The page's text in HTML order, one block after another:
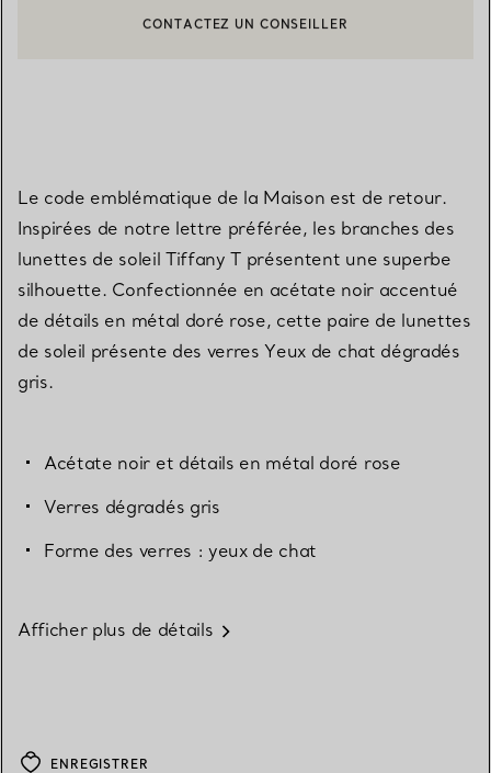
CONTACTER UN CONSEILLER CLIENT OU PRENDRE RENDEZ-
Le code emblématique de la Maison est de retour.
Inspirées de notre lettre préférée, les branches des
lunettes de soleil Tiffany T présentent une superbe
silhouette. Confectionnée en acétate noir accentué
de détails en métal doré rose, cette paire de lunettes
de soleil présente des verres Yeux de chat dégradés
gris.
Acétate noir et détails en métal doré rose
Verres dégradés gris
Forme des verres : yeux de chat
Afficher plus de détails
ENREGISTRER